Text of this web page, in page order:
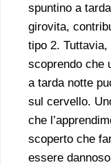
spuntino a
girovita,
tipo 2.
scoprendo che
a tarda notte
sul cervello.
che
scoperto che
essere